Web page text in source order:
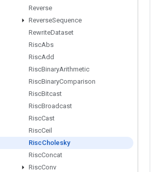
Reverse
ReverseSequence
RewriteDataset
RiscAbs
RiscAdd
RiscBinaryArithmetic
RiscBinaryComparison
RiscBitcast
RiscBroadcast
RiscCast
RiscCeil
RiscCholesky
RiscConcat
RiscConv